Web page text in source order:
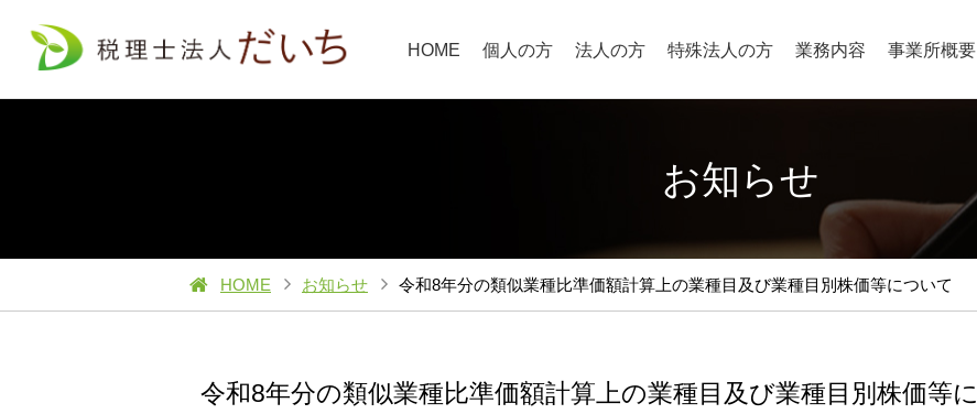
HOME 個人の方 法人の方 特殊法人の方 業務内容 事業所概要
お知らせ
HOME お知らせ 令和8年分の類似業種比準価額計算上の業種目及び業種目別株価等について
令和8年分の類似業種比準価額計算上の業種目及び業種目別株価等に